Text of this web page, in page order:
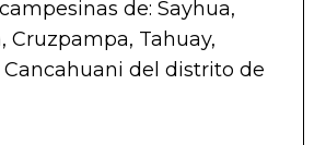
de: Sayhua,
Cruzpampa, Tahuay,
del distrito de